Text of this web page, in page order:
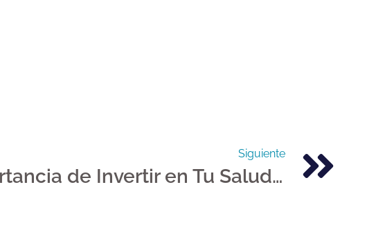
Siguiente
La Importancia de Invertir en Tu Salud Bucal